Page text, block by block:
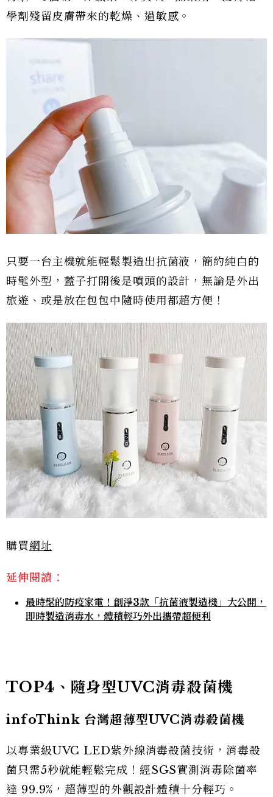
學劑殘留皮膚帶來的乾燥、過敏感。
只要一台主機就能輕鬆製造出抗菌液，簡約純白的
時髦外型，蓋子打開後是噴頭的設計，無論是外出
旅遊、或是放在包包中隨時使用都超方便！
購買網址
延伸閱讀：
最時髦的防疫家電！創淨3款「抗菌液製造機」大公開，
即時製造消毒水，體積輕巧外出攜帶超便利
TOP4、隨身型UVC消毒殺菌機
infoThink 台灣超薄型UVC消毒殺菌機
以專業級UVC LED紫外線消毒殺菌技術，消毒殺
菌只需5秒就能輕鬆完成！經SGS實測消毒除菌率
達 99.9%，超薄型的外觀設計體積十分輕巧。